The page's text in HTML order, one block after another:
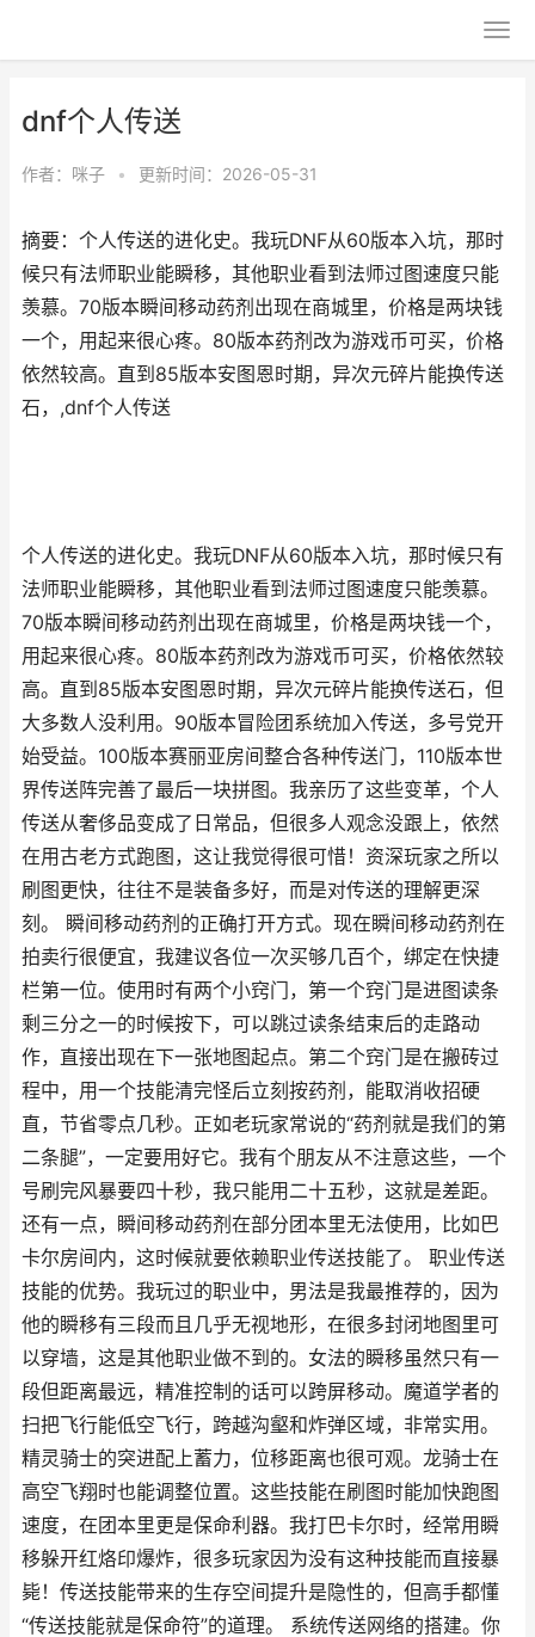
dnf个人传送
作者： 咪子 • 更新时间：2026-05-31
摘要：个人传送的进化史。我玩DNF从60版本入坑，那时
候只有法师职业能瞬移，其他职业看到法师过图速度只能
羡慕。70版本瞬间移动药剂出现在商城里，价格是两块钱
一个，用起来很心疼。80版本药剂改为游戏币可买，价格
依然较高。直到85版本安图恩时期，异次元碎片能换传送
石，,dnf个人传送
个人传送的进化史。我玩DNF从60版本入坑，那时候只有
法师职业能瞬移，其他职业看到法师过图速度只能羡慕。
70版本瞬间移动药剂出现在商城里，价格是两块钱一个，
用起来很心疼。80版本药剂改为游戏币可买，价格依然较
高。直到85版本安图恩时期，异次元碎片能换传送石，但
大多数人没利用。90版本冒险团系统加入传送，多号党开
始受益。100版本赛丽亚房间整合各种传送门，110版本世
界传送阵完善了最后一块拼图。我亲历了这些变革，个人
传送从奢侈品变成了日常品，但很多人观念没跟上，依然
在用古老方式跑图，这让我觉得很可惜！资深玩家之所以
刷图更快，往往不是装备多好，而是对传送的理解更深
刻。 瞬间移动药剂的正确打开方式。现在瞬间移动药剂在
拍卖行很便宜，我建议各位一次买够几百个，绑定在快捷
栏第一位。使用时有两个小窍门，第一个窍门是进图读条
剩三分之一的时候按下，可以跳过读条结束后的走路动
作，直接出现在下一张地图起点。第二个窍门是在搬砖过
程中，用一个技能清完怪后立刻按药剂，能取消收招硬
直，节省零点几秒。正如老玩家常说的“药剂就是我们的第
二条腿”，一定要用好它。我有个朋友从不注意这些，一个
号刷完风暴要四十秒，我只能用二十五秒，这就是差距。
还有一点，瞬间移动药剂在部分团本里无法使用，比如巴
卡尔房间内，这时候就要依赖职业传送技能了。 职业传送
技能的优势。我玩过的职业中，男法是我最推荐的，因为
他的瞬移有三段而且几乎无视地形，在很多封闭地图里可
以穿墙，这是其他职业做不到的。女法的瞬移虽然只有一
段但距离最远，精准控制的话可以跨屏移动。魔道学者的
扫把飞行能低空飞行，跨越沟壑和炸弹区域，非常实用。
精灵骑士的突进配上蓄力，位移距离也很可观。龙骑士在
高空飞翔时也能调整位置。这些技能在刷图时能加快跑图
速度，在团本里更是保命利器。我打巴卡尔时，经常用瞬
移躲开红烙印爆炸，很多玩家因为没有这种技能而直接暴
毙！传送技能带来的生存空间提升是隐性的，但高手都懂
“传送技能就是保命符”的道理。 系统传送网络的搭建。你